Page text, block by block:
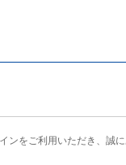
ンをご利用いただき、誠に